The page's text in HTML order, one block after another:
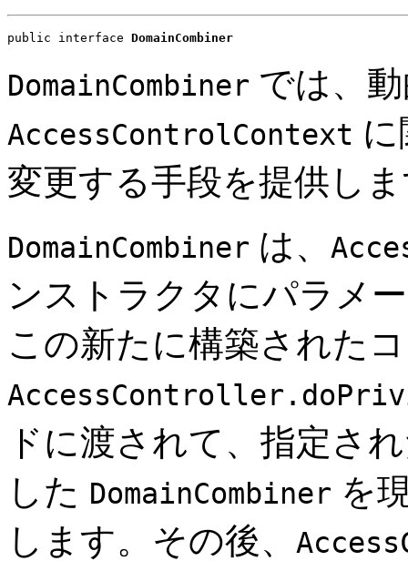
public interface DomainCombiner
DomainCombiner では、
AccessControlContext に
変更する手段を提供し
DomainCombiner は、
ンストラクタにパラメ
この新たに構築された
ドに渡されて、指定さ
した DomainCombiner を
します。その後、